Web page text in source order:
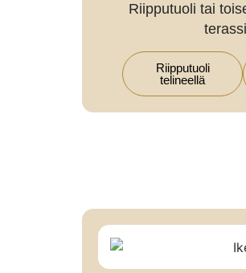
Riipputuoli tai
Riipputuoli
telineellä